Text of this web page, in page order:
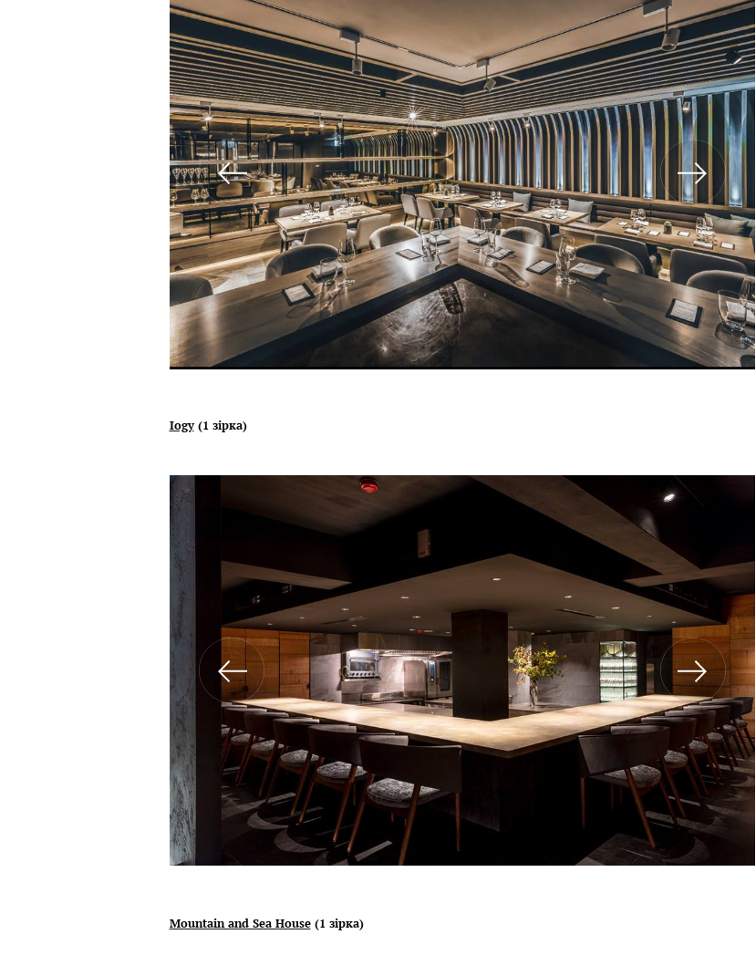
Iogy(1 зірка)
Mountain and Sea House (1 зірка)